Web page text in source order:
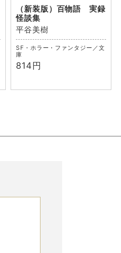
（新装版）百物語 実録
怪談集
平谷美樹
SF・ホラー・ファンタジー／文
庫
814円